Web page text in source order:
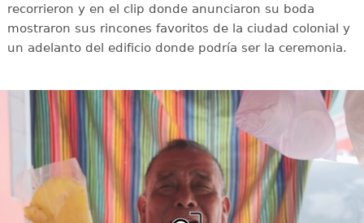
recorrieron y en el clip donde anunciaron su boda
mostraron sus rincones favoritos de la ciudad colonial y
un adelanto del edificio donde podría ser la ceremonia.